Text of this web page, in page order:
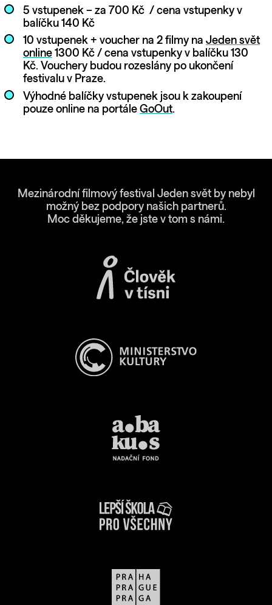
5 vstupenek – za 700 Kč / cena vstupenky v
balíčku 140 Kč
10 vstupenek + voucher na 2 filmy na Jeden svět
online 1300 Kč / cena vstupenky v balíčku 130
Kč. Vouchery budou rozeslány po ukončení
festivalu v Praze.
Výhodné balíčky vstupenek jsou k zakoupení
pouze online na portále GoOut.
Mezinárodní filmový festival Jeden svět by nebyl
možný bez podpory našich partnerů.
Moc děkujeme, že jste v tom s námi.